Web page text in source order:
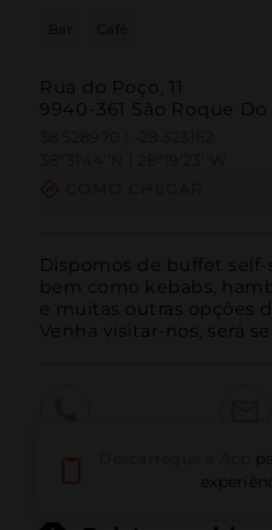
Bar Café
Rua do Poço, 11
9940-361 São Roque Do
Dispomos de buffet self-
bem como kebabs,
e muitas outras opções
Venha visitar-nos, será
E-mail